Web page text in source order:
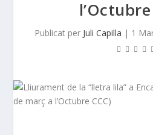
l’Octubre
Publicat per Juli Capilla | 1